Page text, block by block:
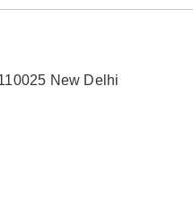
New Delhi